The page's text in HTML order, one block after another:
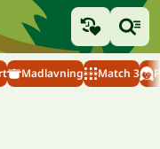
Madlavning Match 3